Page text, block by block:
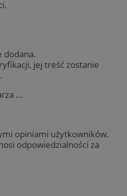
dodana.
jej treść zostanie
...
opiniami użytkowników.
odpowiedzialności za